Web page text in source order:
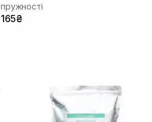
пружності
165₴